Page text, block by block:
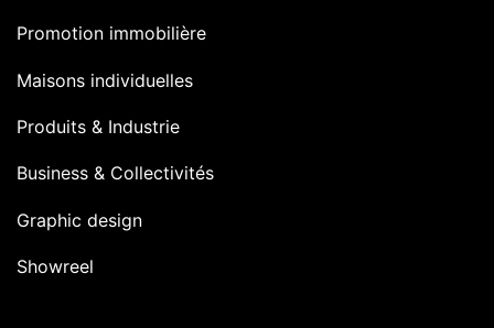
Promotion immobilière
Maisons individuelles
Produits & Industrie
Business & Collectivités
Graphic design
Showreel